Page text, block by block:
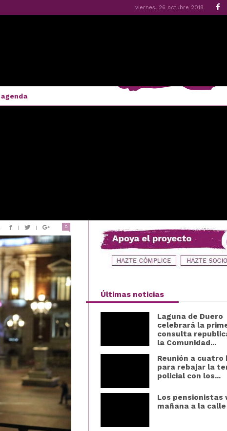
viernes, 26 octubre 2018
agenda
poeta gorda y feminista
clama contra la estigmatización de las enfermedades
| | 0
Últimas noticias
Laguna de Duero
celebrará la
consulta
la Comunidad...
Reunión a cuatro
para rebajar la
policial con los...
Los pensionistas
mañana a la calle